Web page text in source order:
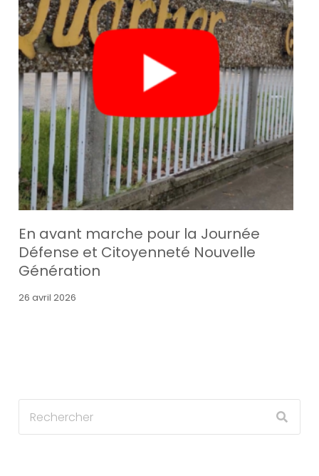
En avant marche pour la Journée
Défense et Citoyenneté Nouvelle
Génération
26 avril 2026